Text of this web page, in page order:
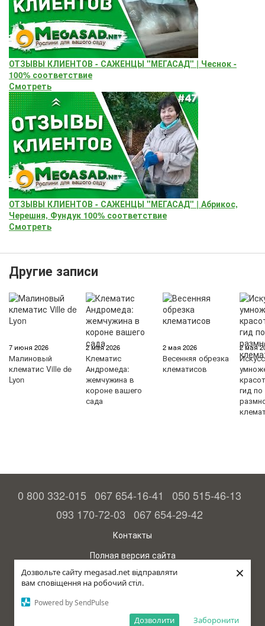
Дозвольте сайту megasad.net відправляти
вам сповіщення на робочий стіл.
Powered by SendPulse
Заборонити
Дозволити
×
ОТЗЫВЫ КЛИЕНТОВ - САЖЕНЦЫ "МЕГАСАД" | Чеснок -
100% соответствие
Смотреть
ОТЗЫВЫ КЛИЕНТОВ - САЖЕНЦЫ "МЕГАСАД" | Абрикос,
Черешня, Фундук 100% соответствие
Смотреть
Другие записи
7 июня 2026
Малиновый
клематис Ville de
Lyon
2 мая 2026
Клематис
Андромеда:
жемчужина в
короне вашего
сада
2 мая 2026
Весенняя обрезка
клематисов
2 мая
гид по
0 800 332-015 067 654-16-41
050 515-46-13
093 170-72-03 067 654-29-42
Контакты
Полная версия сайта
© 2015—2026
Megasad - гарантия высокого урожая